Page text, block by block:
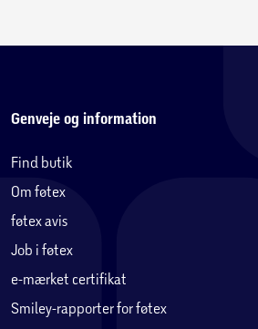
Genveje og information
Find butik
Om føtex
føtex avis
Job i føtex
e-mærket certifikat
Smiley-rapporter for føtex